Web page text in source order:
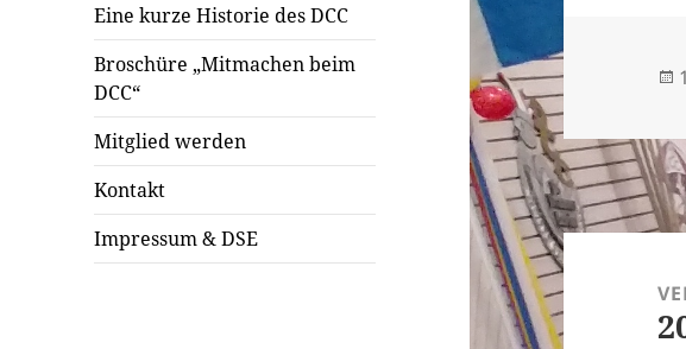
Eine kurze Historie des DCC
Broschüre „Mitmachen beim
DCC“
Mitglied werden
Kontakt
Impressum & DSE